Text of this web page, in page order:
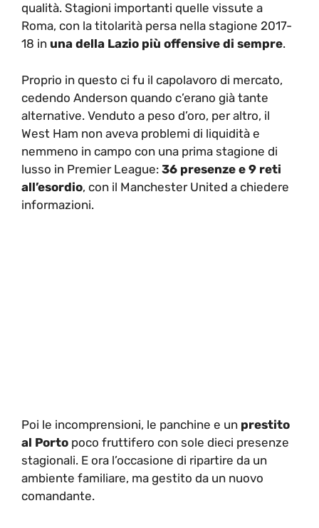
qualità. Stagioni importanti quelle vissute a
Roma, con la titolarità persa nella stagione 2017-
18 in una della Lazio più offensive di sempre.
Proprio in questo ci fu il capolavoro di mercato,
cedendo Anderson quando c’erano già tante
alternative. Venduto a peso d’oro, per altro, il
West Ham non aveva problemi di liquidità e
nemmeno in campo con una prima stagione di
lusso in Premier League: 36 presenze e 9 reti
all’esordio, con il Manchester United a chiedere
informazioni.
Poi le incomprensioni, le panchine e un prestito
al Porto poco fruttifero con sole dieci presenze
stagionali. E ora l’occasione di ripartire da un
ambiente familiare, ma gestito da un nuovo
comandante.